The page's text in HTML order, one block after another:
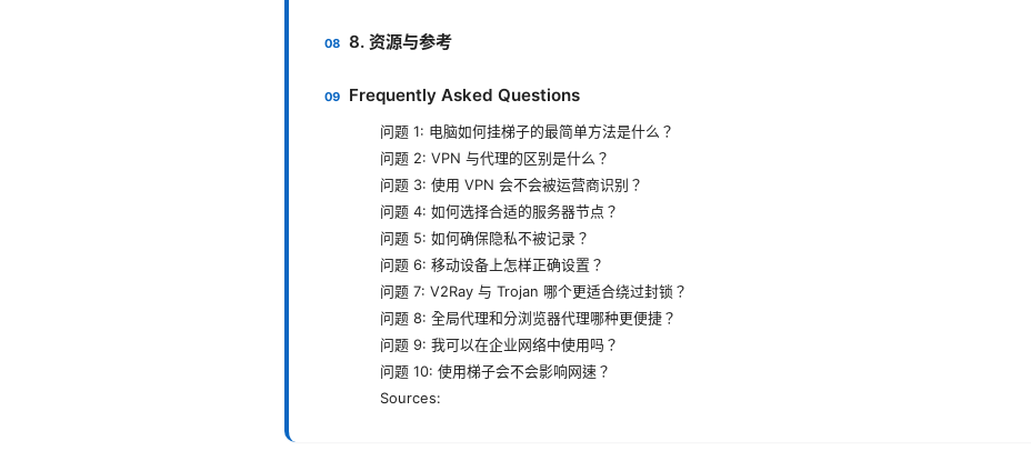
8. 资源与参考
Frequently Asked Questions
问题 1: 电脑如何挂梯子的最简单方法是什么？
问题 2: VPN 与代理的区别是什么？
问题 3: 使用 VPN 会不会被运营商识别？
问题 4: 如何选择合适的服务器节点？
问题 5: 如何确保隐私不被记录？
问题 6: 移动设备上怎样正确设置？
问题 7: V2Ray 与 Trojan 哪个更适合绕过封锁？
问题 8: 全局代理和分浏览器代理哪种更便捷？
问题 9: 我可以在企业网络中使用吗？
问题 10: 使用梯子会不会影响网速？
Sources: